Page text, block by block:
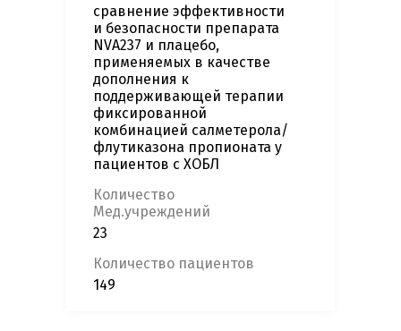
сравнение эффективности
и безопасности препарата
NVA237 и плацебо,
применяемых в качестве
дополнения к
поддерживающей терапии
фиксированной
комбинацией салметерола/
флутиказона пропионата у
пациентов с ХОБЛ
Количество
Мед.учреждений
23
Количество пациентов
149